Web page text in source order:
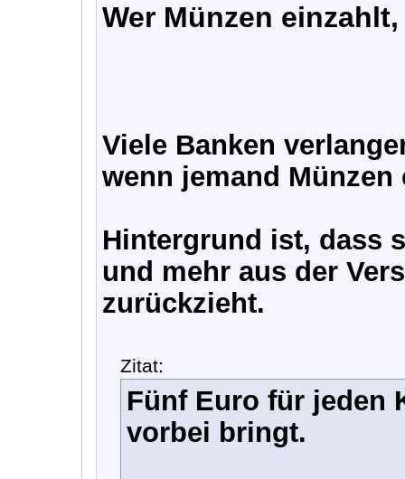
Wer Münzen
Viele Banken
wenn jemand
Hintergrund ist, dass
und mehr aus der
zurückzieht.
Zitat:
Fünf Euro für jeden
vorbei bringt.